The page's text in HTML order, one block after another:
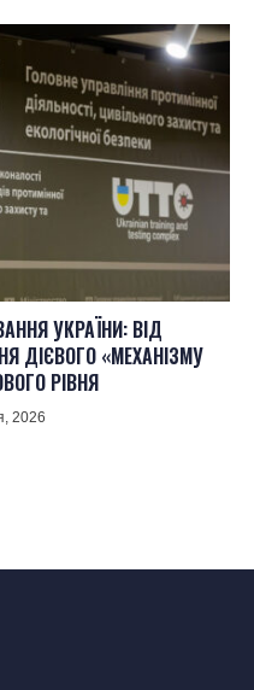
УКРАЇНИ: ВІД
ДІЄВОГО «МЕХАНІЗМУ
РІВНЯ
2026